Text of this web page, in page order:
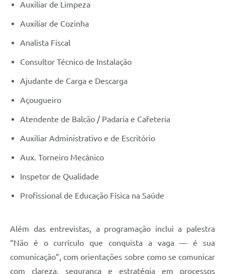
Auxiliar de Limpeza
Auxiliar de Cozinha
Analista Fiscal
Consultor Técnico de Instalação
Ajudante de Carga e Descarga
Açougueiro
Atendente de Balcão / Padaria e Cafeteria
Auxiliar Administrativo e de Escritório
Aux. Torneiro Mecânico
Inspetor de Qualidade
Profissional de Educação Física na Saúde
Além das entrevistas, a programação inclui a palestra
“Não é o currículo que conquista a vaga — é sua
comunicação”, com orientações sobre como se comunicar
com clareza, segurança e estratégia em processos